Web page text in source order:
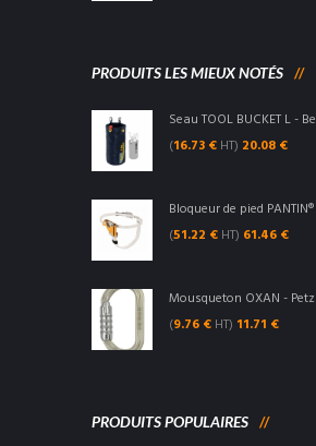
PRODUITS LES MIEUX NOTÉS
Seau TOOL BUCKET L -
(16.73 €HT) 20.08 €
Bloqueur de pied
(51.22 €HT) 61.46 €
Mousqueton OXAN - Petzl
(9.76 €HT) 11.71 €
PRODUITS POPULAIRES